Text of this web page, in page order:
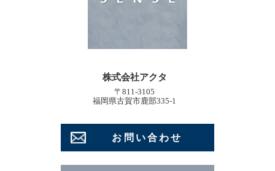
株式会社アクタ
〒811-3105
福岡県古賀市鹿部335-1
お問い合わせ